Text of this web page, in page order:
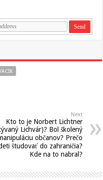
Next
Kto to je Norbert Lichtner
Lichvár)? Bol školený
občanov? Prečo
študovať do zahraničia?
Kde na to nabral?